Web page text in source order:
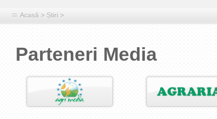
Acasă > Știri >
Parteneri Media